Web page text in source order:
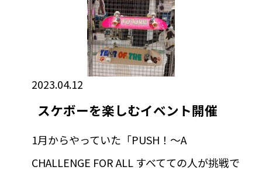
2023.04.12
スケボーを楽しむイベント開催
1月からやっていた「PUSH！〜A
CHALLENGE FOR ALL すべてての人が挑戦で